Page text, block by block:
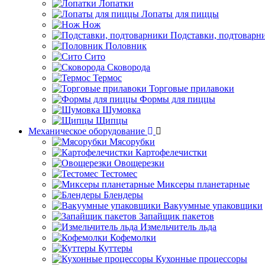
Лопатки
Лопаты для пиццы
Нож
Подставки,
Половник
Сито
Сковорода
Термос
Торговые прилавоки
Формы для пиццы
Шумовка
Щипцы
Механическое оборудование
Мясорубки
Картофелечистки
Овощерезки
Тестомес
Миксеры планетарные
Блендеры
Вакуумные упаковщики
Запайщик пакетов
Измельчитель льда
Кофемолки
Куттеры
Кухонные процессоры